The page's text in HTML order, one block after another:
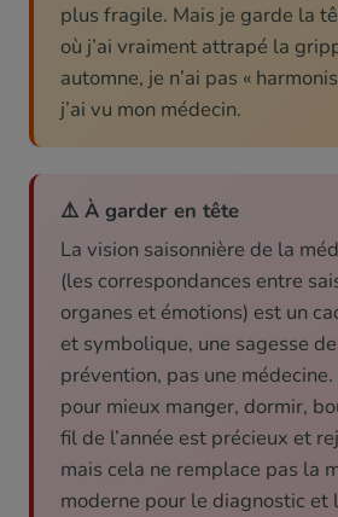
plus fragile. Mais je garde la
où j’ai vraiment attrapé la
automne, je n’ai pas «
j’ai vu mon médecin.
⚠️ À garder en tête
La vision saisonnière de la
(les correspondances entre
organes et émotions) est un
et symbolique, une sagesse
prévention, pas une médecine.
pour mieux manger, dormir,
fil de l’année est précieux et
mais cela ne remplace pas la
moderne pour le diagnostic